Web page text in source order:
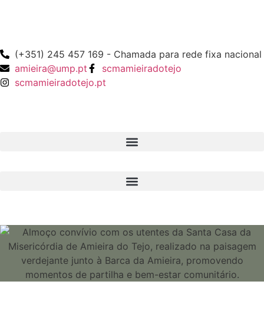
(+351) 245 457 169 - Chamada para rede fixa nacional
amieira@ump.pt
scmamieiradotejo
scmamieiradotejo.pt